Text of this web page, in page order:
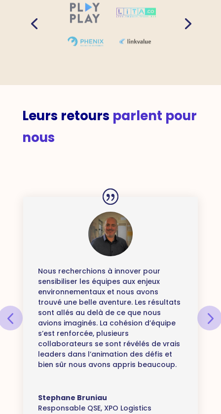
Leurs retours parlent pour
nous
Nous recherchions à innover pour
sensibiliser les équipes aux enjeux
environnementaux et nous avons
trouvé une belle aventure. Les résultats
sont allés au delà de ce que nous
avions imaginés. La cohésion d’équipe
s’est renforcée, plusieurs
collaborateurs se sont révélés de vrais
leaders dans l’animation des défis et
bien sûr nous avons appris beaucoup.
Stephane Bruniau
Responsable QSE, XPO Logistics